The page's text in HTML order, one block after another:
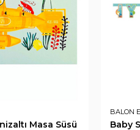
Masa Süsü
BALON
Baby